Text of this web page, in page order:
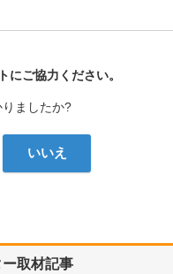
にご協力ください。
ましたか?
いいえ
ー取材記事